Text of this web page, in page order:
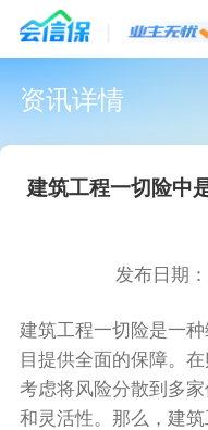
资讯详情
建筑工程一切险中
发布日期
建筑工程一切险是一
目提供全面的保障。
考虑将风险分散到多
和灵活性。那么，建